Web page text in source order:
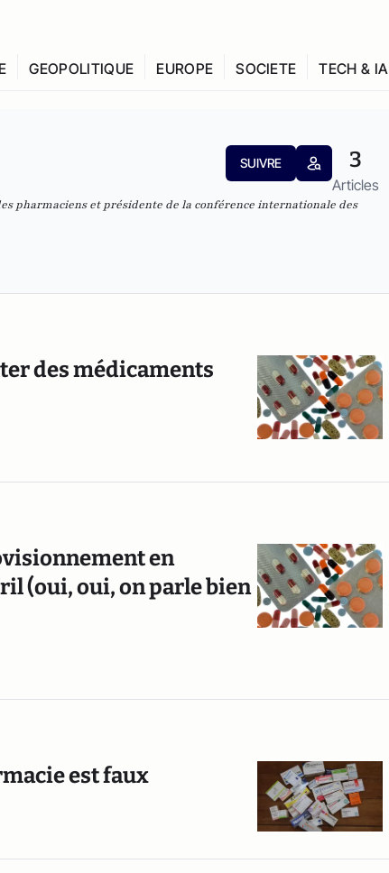
GEOPOLITIQUE EUROPE SOCIETE TECH & IA
SUIVRE 3
Articles
pharmaciens et présidente de la conférence internationale des
des médicaments
en
(oui, oui, on parle bien
est faux